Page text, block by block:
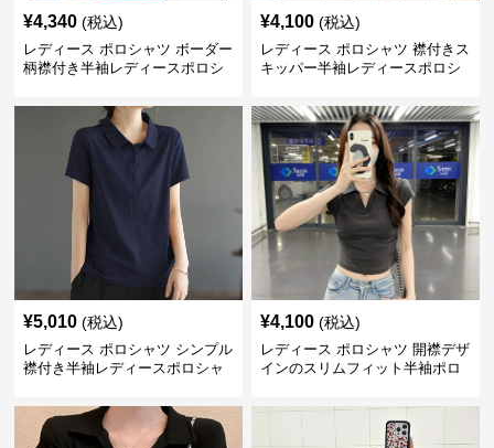
¥4,340 (税込)
レディース ポロシャツ ボーダー
柄襟付き半袖レディースポロシ
¥4,100 (税込)
レディース ポロシャツ 襟付きス
キッパー半袖レディースポロシ
¥5,010 (税込)
レディース ポロシャツ シンプル
襟付き半袖レディースポロシャ
¥4,100 (税込)
レディース ポロシャツ 開襟デザ
インのスリムフィット半袖ポロ